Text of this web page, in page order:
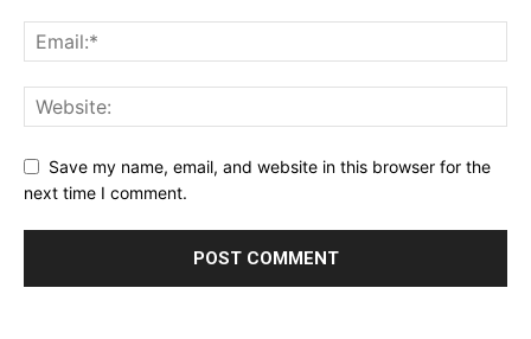
Save my name, email, and website in this browser for the
next time I comment.